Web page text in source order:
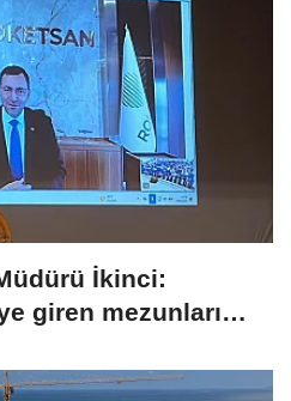
İkinci:
giren mezunları